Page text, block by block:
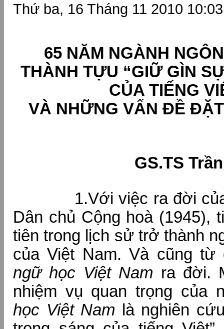
Thứ ba, 16 Tháng 11 2010 10:03
65 NĂM NGÀNH
THÀNH TỰU “GIỮ GÌN
CỦA TIẾNG
VÀ NHỮNG VẤN ĐỀ
GS.TS
1.Với việc ra đời
Dân chủ Cộng hoà (1945),
tiên trong lịch sử trở thành
của Việt Nam. Và cũng
ngữ học Việt Nam ra đời.
nhiệm vụ quan trọng của
học Việt Nam là nghiên